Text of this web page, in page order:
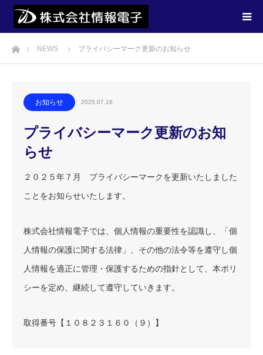
ホームNEWS プライバシーマーク更新のお知らせ
お知らせ 2025.07.16
プライバシーマーク更新のお知
らせ
２０２５年７月 プライバシーマークを更新いたしました
ことをお知らせいたします。
株式会社情報電子では、個人情報の重要性を認識し、「個
人情報の保護に関する法律」、その他の法令等を遵守し個
人情報を適正に管理・保護するための指針として、本ポリ
シーを定め、継続して遵守していきます。
取得番号【１０８２３１６０（９）】